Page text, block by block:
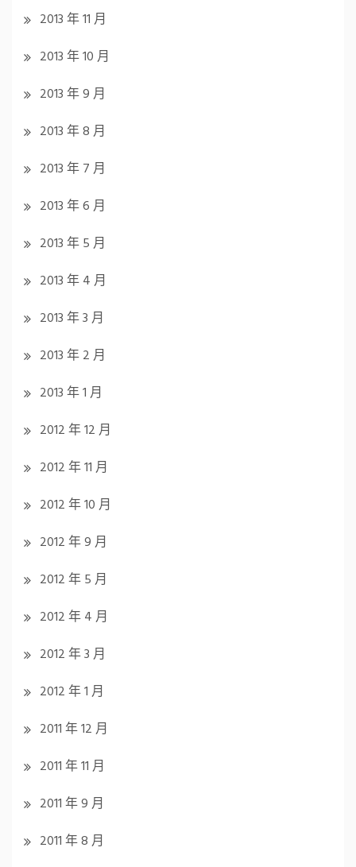
2013 年 11 月
2013 年 10 月
2013 年 9 月
2013 年 8 月
2013 年 7 月
2013 年 6 月
2013 年 5 月
2013 年 4 月
2013 年 3 月
2013 年 2 月
2013 年 1 月
2012 年 12 月
2012 年 11 月
2012 年 10 月
2012 年 9 月
2012 年 5 月
2012 年 4 月
2012 年 3 月
2012 年 1 月
2011 年 12 月
2011 年 11 月
2011 年 9 月
2011 年 8 月